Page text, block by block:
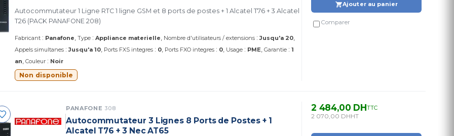
Autocommutateur 1 Ligne RTC 1 ligne GSM et 8 ports de postes + 1 Alcatel T76 + 3 Alcatel
T26 (PACK PANAFONE 208)
Fabricant : Panafone Type : Appliance materielle Nombre d'utilisateurs / extensions :Jusqu'a 20
Appels simultanes :Jusqu'a 10 Ports FXS integres : 0 Ports FXO integres : 0 Usage : PME Garantie : 1
an Couleur : Noir
Non disponible
Ajouter au panier
Comparer
PANAFONE 308
Autocommutateur 3 Lignes 8 Ports de Postes + 1
Alcatel T76 + 3 Nec AT65
2 484,00 DHTTC
2 070,00 DHHT